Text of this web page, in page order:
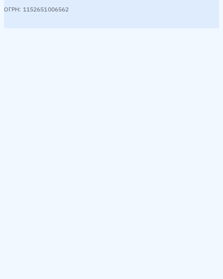
ОГРН: 1152651006562